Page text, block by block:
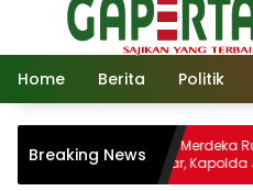
Home Berita Politik
Breaking News
Merdeka Run 2026 Berlangsung
Kapolda Jambi Ucapkan
dan Apresiasi Dukungan